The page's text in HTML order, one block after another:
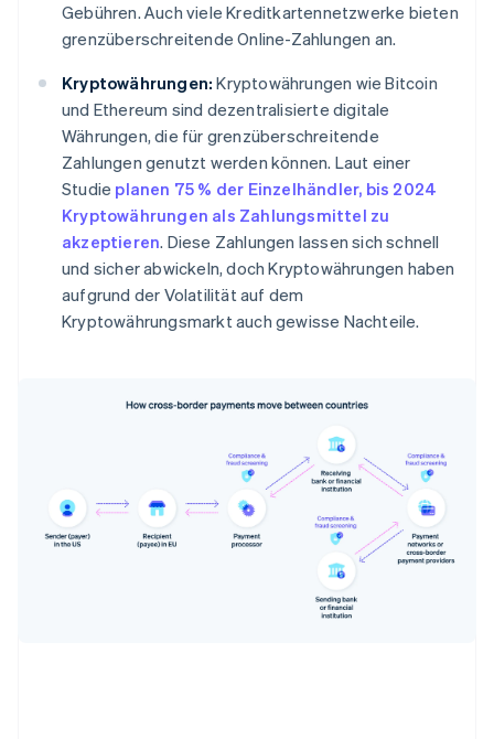
Gebühren. Auch viele Kreditkartennetzwerke bieten
grenzüberschreitende Online-Zahlungen an.
Kryptowährungen: Kryptowährungen wie Bitcoin
und Ethereum sind dezentralisierte digitale
Währungen, die für grenzüberschreitende
Zahlungen genutzt werden können. Laut einer
Studie planen 75 % der Einzelhändler, bis 2024
Kryptowährungen als Zahlungsmittel zu
akzeptieren. Diese Zahlungen lassen sich schnell
und sicher abwickeln, doch Kryptowährungen haben
aufgrund der Volatilität auf dem
Kryptowährungsmarkt auch gewisse Nachteile.